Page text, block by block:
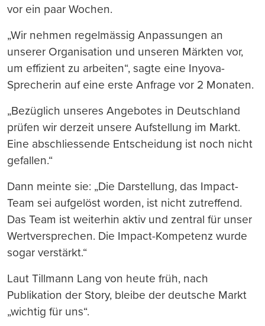
vor ein paar Wochen.
„Wir nehmen regelmässig Anpassungen an
unserer Organisation und unseren Märkten vor,
um effizient zu arbeiten“, sagte eine Inyova-
Sprecherin auf eine erste Anfrage vor 2 Monaten.
„Bezüglich unseres Angebotes in Deutschland
prüfen wir derzeit unsere Aufstellung im Markt.
Eine abschliessende Entscheidung ist noch nicht
gefallen.“
Dann meinte sie: „Die Darstellung, das Impact-
Team sei aufgelöst worden, ist nicht zutreffend.
Das Team ist weiterhin aktiv und zentral für unser
Wertversprechen. Die Impact-Kompetenz wurde
sogar verstärkt.“
Laut Tillmann Lang von heute früh, nach
Publikation der Story, bleibe der deutsche Markt
„wichtig für uns“.